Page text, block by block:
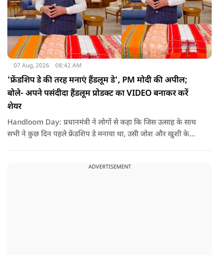
07 Aug, 2026 08:42 AM
'फ्रेंडशिप डे की तरह मनाएं हैंडलूम डे', PM मोदी की अपील;
बोले- अपने पसंदीदा हैंडलूम प्रोडक्ट का VIDEO बनाकर करें
शेयर
Handloom Day: प्रधानमंत्री ने लोगों से कहा कि जिस उत्साह के साथ
सभी ने कुछ दिन पहले फ्रेंडशिप डे मनाया था, उसी जोश और खुशी के
ADVERTISEMENT